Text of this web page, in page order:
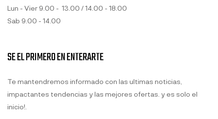
Lun - Vier 9.00 - 13.00 / 14.00 - 18.00
Sab 9.00 - 14.00
SE EL PRIMERO EN ENTERARTE
Te mantendremos informado con las ultimas noticias,
impactantes tendencias y las mejores ofertas. y es solo el
inicio!.